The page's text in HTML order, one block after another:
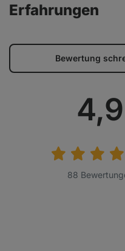
Erfahrungen
Bewertung
4,9
88